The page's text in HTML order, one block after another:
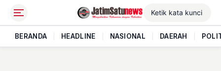
BERANDA HEADLINE NASIONAL DAERAH